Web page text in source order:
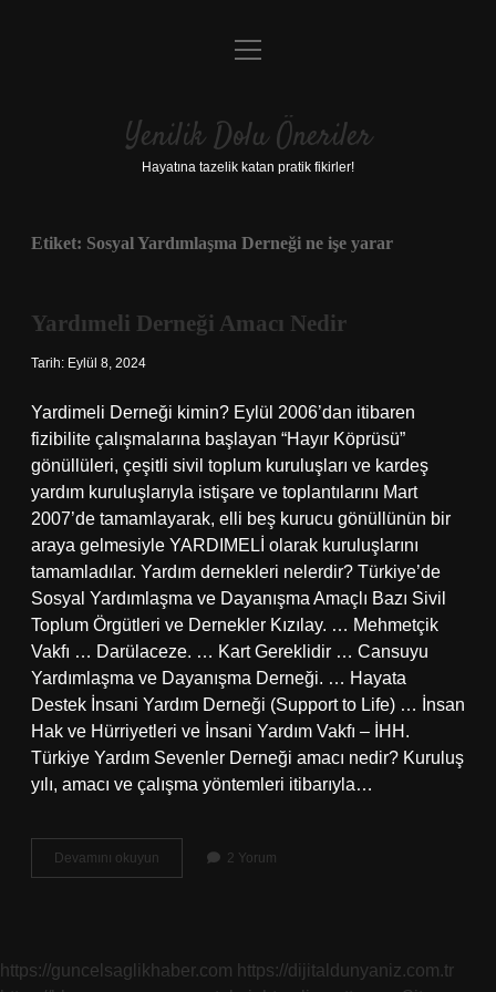
Anasayfa
Yasal Uyarı
menüyü
Yenilik Dolu Öneriler
Hayatına tazelik katan pratik fikirler!
Etiket: Sosyal Yardımlaşma Derneği ne işe yarar
Yardımeli Derneği Amacı Nedir
Tarih: Eylül 8, 2024
Yardimeli Derneği kimin? Eylül 2006’dan itibaren
fizibilite çalışmalarına başlayan “Hayır Köprüsü”
gönüllüleri, çeşitli sivil toplum kuruluşları ve kardeş
yardım kuruluşlarıyla istişare ve toplantılarını Mart
2007’de tamamlayarak, elli beş kurucu gönüllünün bir
araya gelmesiyle YARDIMELİ olarak kuruluşlarını
tamamladılar. Yardım dernekleri nelerdir? Türkiye’de
Sosyal Yardımlaşma ve Dayanışma Amaçlı Bazı Sivil
Toplum Örgütleri ve Dernekler Kızılay. … Mehmetçik
Vakfı … Darülaceze. … Kart Gereklidir … Cansuyu
Yardımlaşma ve Dayanışma Derneği. … Hayata
Destek İnsani Yardım Derneği (Support to Life) … İnsan
Hak ve Hürriyetleri ve İnsani Yardım Vakfı – İHH.
Türkiye Yardım Sevenler Derneği amacı nedir? Kuruluş
yılı, amacı ve çalışma yöntemleri itibarıyla…
Devamını okuyun Yardımeli
Derneği
2 Yorum
https://guncelsaglikhaber.com https://dijitaldunyaniz.com.tr